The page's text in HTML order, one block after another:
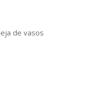
de vasos